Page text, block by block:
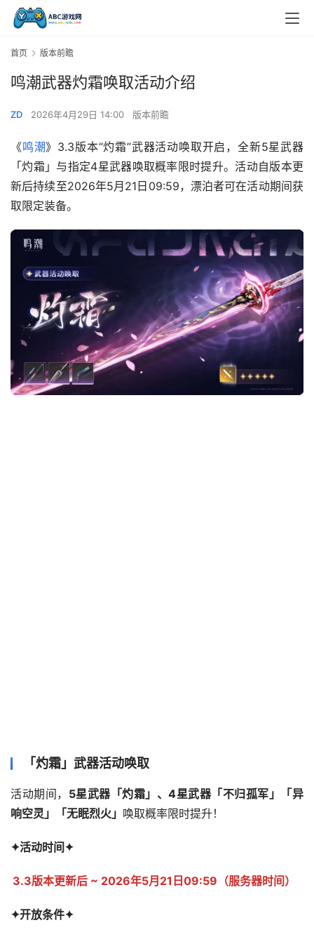
首页 版本前瞻
鸣潮武器灼霜唤取活动介绍
ZD 2026年4月29日 14:00 版本前瞻
《鸣潮》3.3版本“灼霜”武器活动唤取开启，全新5星武器
「灼霜」与指定4星武器唤取概率限时提升。活动自版本更
新后持续至2026年5月21日09:59，漂泊者可在活动期间获
取限定装备。
「灼霜」武器活动唤取
活动期间， 5星武器「灼霜」、4星武器「不归孤军」「异
响空灵」「无眠烈火」 唤取概率限时提升！
✦活动时间✦
3.3版本更新后 ~ 2026年5月21日09:59（服务器时间）
✦开放条件✦